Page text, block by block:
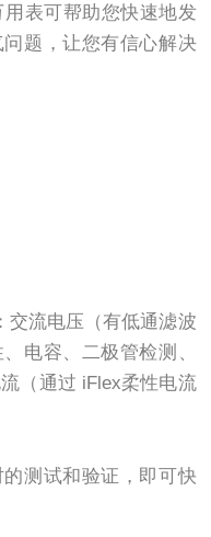
表可帮助您快速地发
题，让您有信心解决
交流电压（有低通滤波
电容、二极管检测、
（通过 iFlex柔性电流
测试和验证，即可快